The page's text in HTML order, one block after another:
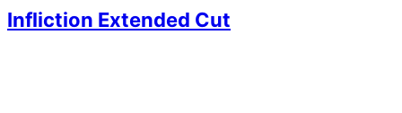
Infliction Extended Cut